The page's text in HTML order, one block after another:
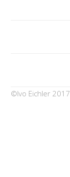
©Ivo Eichler 2017